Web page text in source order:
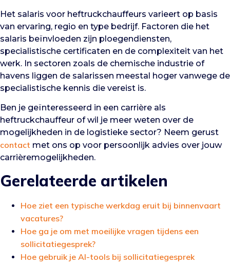
Het salaris voor heftruckchauffeurs varieert op basis
van ervaring, regio en type bedrijf. Factoren die het
salaris beïnvloeden zijn ploegendiensten,
specialistische certificaten en de complexiteit van het
werk. In sectoren zoals de chemische industrie of
havens liggen de salarissen meestal hoger vanwege de
specialistische kennis die vereist is.
Ben je geïnteresseerd in een carrière als
heftruckchauffeur of wil je meer weten over de
mogelijkheden in de logistieke sector? Neem gerust
contact met ons op voor persoonlijk advies over jouw
carrièremogelijkheden.
Gerelateerde artikelen
Hoe ziet een typische werkdag eruit bij binnenvaart
vacatures?
Hoe ga je om met moeilijke vragen tijdens een
sollicitatiegesprek?
Hoe gebruik je AI-tools bij sollicitatiegesprek